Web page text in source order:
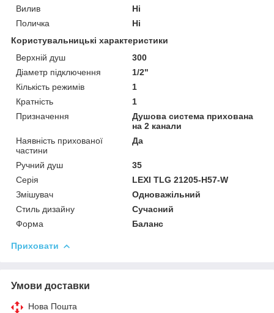
Вилив
Ні
Поличка
Ні
Користувальницькі характеристики
Верхній душ
300
Діаметр підключення
1/2"
Кількість режимів
1
Кратність
1
Призначення
Душова система прихована
на 2 канали
Наявність прихованої
частини
Да
Ручний душ
35
Серія
LEXI TLG 21205-H57-W
Змішувач
Одноважільний
Стиль дизайну
Сучасний
Форма
Баланс
Приховати
Умови доставки
Нова Пошта